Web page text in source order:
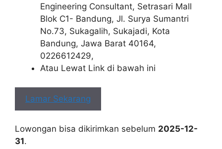
Engineering Consultant, Setrasari Mall
Blok C1- Bandung, Jl. Surya Sumantri
No.73, Sukagalih, Sukajadi, Kota
Bandung, Jawa Barat 40164,
0226612429,
Atau Lewat Link di bawah ini
Lamar Sekarang
Lowongan bisa dikirimkan sebelum 2025-12-
31.